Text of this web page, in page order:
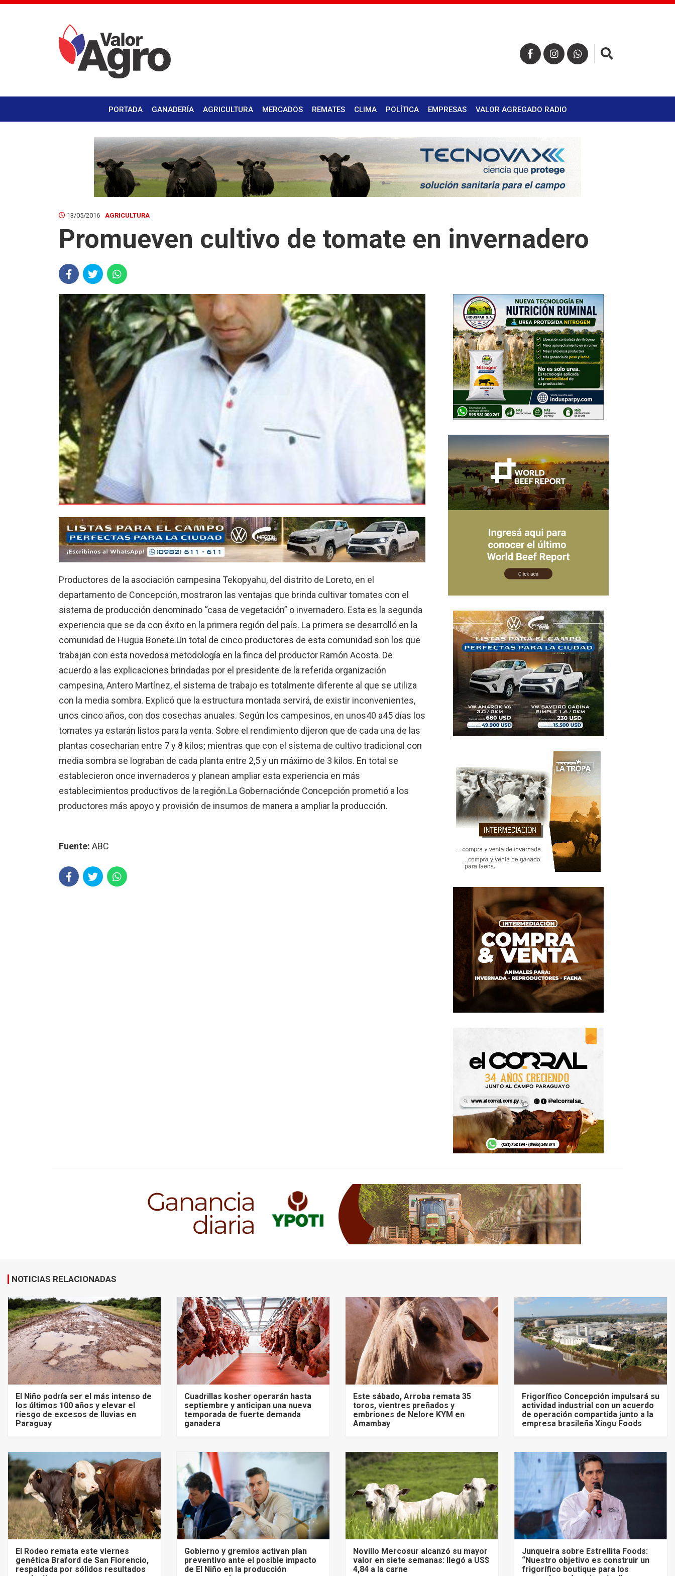
PORTADA GANADERÍA AGRICULTURA MERCADOS REMATES CLIMA POLÍTICA EMPRESAS VALOR AGREGADO RADIO
13/05/2016 AGRICULTURA
Promueven cultivo de tomate en invernadero
Productores de la asociación campesina Tekopyahu, del distrito de Loreto, en el
departamento de Concepción, mostraron las ventajas que brinda cultivar tomates con el
sistema de producción denominado “casa de vegetación” o invernadero. Esta es la segunda
experiencia que se da con éxito en la primera región del país. La primera se desarrolló en la
comunidad de Hugua Bonete.Un total de cinco productores de esta comunidad son los que
trabajan con esta novedosa metodología en la finca del productor Ramón Acosta. De
acuerdo a las explicaciones brindadas por el presidente de la referida organización
campesina, Antero Martínez, el sistema de trabajo es totalmente diferente al que se utiliza
con la media sombra. Explicó que la estructura montada servirá, de existir inconvenientes,
unos cinco años, con dos cosechas anuales. Según los campesinos, en unos40 a45 días los
tomates ya estarán listos para la venta. Sobre el rendimiento dijeron que de cada una de las
plantas cosecharían entre 7 y 8 kilos; mientras que con el sistema de cultivo tradicional con
media sombra se lograban de cada planta entre 2,5 y un máximo de 3 kilos. En total se
establecieron once invernaderos y planean ampliar esta experiencia en más
establecimientos productivos de la región.La Gobernaciónde Concepción prometió a los
productores más apoyo y provisión de insumos de manera a ampliar la producción.
Fuente: ABC
NOTICIAS RELACIONADAS
El Niño podría ser el más intenso de
los últimos 100 años y elevar el
riesgo de excesos de lluvias en
Paraguay
Cuadrillas kosher operarán hasta
septiembre y anticipan una nueva
temporada de fuerte demanda
ganadera
Este sábado, Arroba remata 35
toros, vientres preñados y
embriones de Nelore KYM en
Amambay
Frigorífico Concepción impulsará su
actividad industrial con un acuerdo
de operación compartida junto a la
empresa brasileña Xingu Foods
El Rodeo remata este viernes
genética Braford de San Florencio,
respaldada por sólidos resultados
Gobierno y gremios activan plan
preventivo ante el posible impacto
de El Niño en la producción
Novillo Mercosur alcanzó su mayor
valor en siete semanas: llegó a US$
4,84 a la carne
Junqueira sobre Estrellita Foods:
“Nuestro objetivo es construir un
frigorífico boutique para los